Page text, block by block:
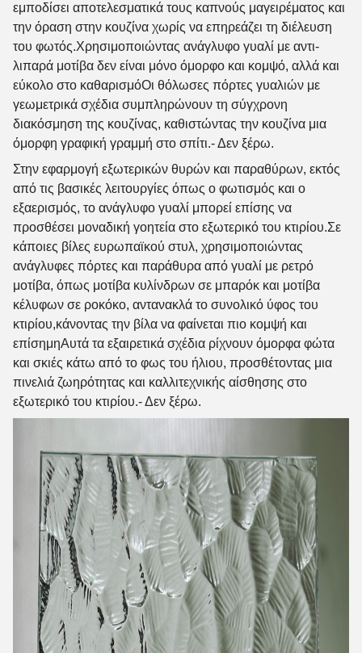
εμποδίσει αποτελεσματικά τους καπνούς μαγειρέματος και
την όραση στην κουζίνα χωρίς να επηρεάζει τη διέλευση
του φωτός.Χρησιμοποιώντας ανάγλυφο γυαλί με αντι-
λιπαρά μοτίβα δεν είναι μόνο όμορφο και κομψό, αλλά και
εύκολο στο καθαρισμόΟι θόλωσες πόρτες γυαλιών με
γεωμετρικά σχέδια συμπληρώνουν τη σύγχρονη
διακόσμηση της κουζίνας, καθιστώντας την κουζίνα μια
όμορφη γραφική γραμμή στο σπίτι.- Δεν ξέρω.
Στην εφαρμογή εξωτερικών θυρών και παραθύρων, εκτός
από τις βασικές λειτουργίες όπως ο φωτισμός και ο
εξαερισμός, το ανάγλυφο γυαλί μπορεί επίσης να
προσθέσει μοναδική γοητεία στο εξωτερικό του κτιρίου.Σε
κάποιες βίλες ευρωπαϊκού στυλ, χρησιμοποιώντας
ανάγλυφες πόρτες και παράθυρα από γυαλί με ρετρό
μοτίβα, όπως μοτίβα κυλίνδρων σε μπαρόκ και μοτίβα
κέλυφων σε ροκόκο, αντανακλά το συνολικό ύφος του
κτιρίου,κάνοντας την βίλα να φαίνεται πιο κομψή και
επίσημηΑυτά τα εξαιρετικά σχέδια ρίχνουν όμορφα φώτα
και σκιές κάτω από το φως του ήλιου, προσθέτοντας μια
πινελιά ζωηρότητας και καλλιτεχνικής αίσθησης στο
εξωτερικό του κτιρίου.- Δεν ξέρω.